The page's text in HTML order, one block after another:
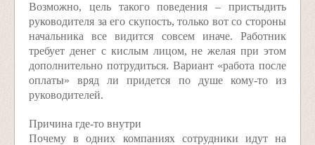
Возможно, цель такого поведения – пристыдить
руководителя за его скупость, только вот со стороны
начальника все видится совсем иначе. Работник
требует денег с кислым лицом, не желая при этом
дополнительно потрудиться. Вариант «работа после
оплаты» вряд ли придется по душе кому-то из
руководителей.
Причина где-то внутри
Почему в одних компаниях сотрудники идут на